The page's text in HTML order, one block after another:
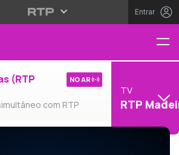
Entrar
(RTP
com RTP
NO AR
TV
RTP